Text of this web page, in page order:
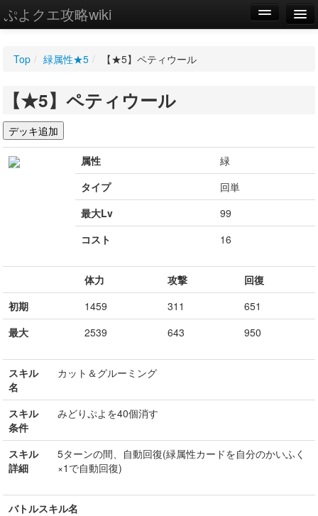
ぷよクエ攻略wiki
WIKI
設定
Top / 緑属性★5 / 【★5】ペティウール
【★5】ペティウール
属性
緑
タイプ
回単
最大Lv
99
コスト
16
体力 攻撃
回復
初期
1459 311
651
最大
2539 643 950
スキル
名
カット＆グルーミング
スキル
条件
みどりぷよを40個消す
スキル
詳細
5ターンの間、自動回復(緑属性カードを自分のかいふく
×1で自動回復)
バトルスキル名